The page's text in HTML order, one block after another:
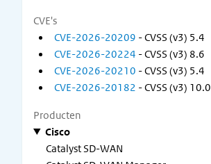
CVE's
CVE-2026-20209 - CVSS (v3) 5.4
CVE-2026-20224 - CVSS (v3) 8.6
CVE-2026-20210 - CVSS (v3) 5.4
CVE-2026-20182 - CVSS (v3) 10.0
Producten
Cisco
Catalyst SD-WAN